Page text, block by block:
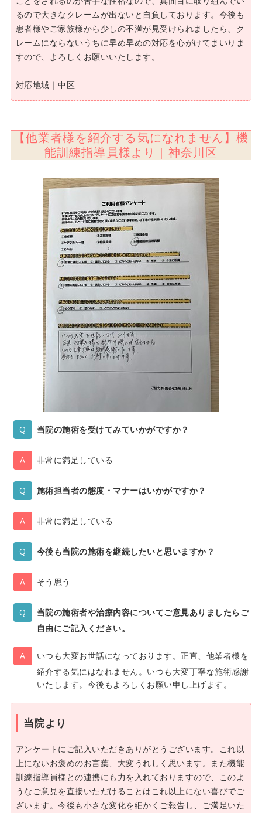
るので大きなクレームが出ないと自負しております。今後も
患者様やご家族様から少しの不満が見受けられましたら、ク
レームにならないうちに早め早めの対応を心がけてまいりま
すので、よろしくお願いいたします。
対応地域｜中区
【他業者様を紹介する気になれません】機
能訓練指導員様より｜神奈川区
当院の施術を受けてみていかがですか？
非常に満足している
施術担当者の態度・マナーはいかがですか？
非常に満足している
今後も当院の施術を継続したいと思いますか？
そう思う
当院の施術者や治療内容についてご意見ありましたらご
自由にご記入ください。
いつも大変お世話になっております。正直、他業者様を
紹介する気にはなれません。いつも大変丁寧な施術感謝
いたします。今後もよろしくお願い申し上げます。
当院より
アンケートにご記入いただきありがとうございます。これ以
上にないお褒めのお言葉、大変うれしく思います。また機能
訓練指導員様との連携にも力を入れておりますので、このよ
うなご意見を直接いただけることはこれ以上にない喜びでご
ざいます。今後も小さな変化を細かくご報告し、ご満足いた